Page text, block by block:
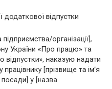
відпустки
організації],
України «Про працю» та
відпустки», наказую надати
[прізвище та ім’я
посади] у [назва